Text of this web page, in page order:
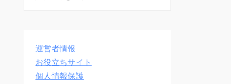
運営者情報
お役立ちサイト
個人情報保護